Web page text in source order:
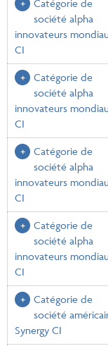
Catégorie de
société alpha
innovateurs
CI
Catégorie de
société alpha
innovateurs
CI
Catégorie de
société alpha
innovateurs
CI
Catégorie de
société alpha
innovateurs
CI
Catégorie de
société
Synergy CI